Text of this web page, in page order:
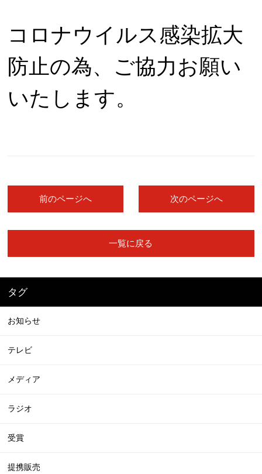
コロナウイルス感染拡大
防止の為、ご協力お願い
いたします。
前のページへ
一覧に戻る
次のページへ
タグ
お知らせ
テレビ
メディア
ラジオ
受賞
提携販売